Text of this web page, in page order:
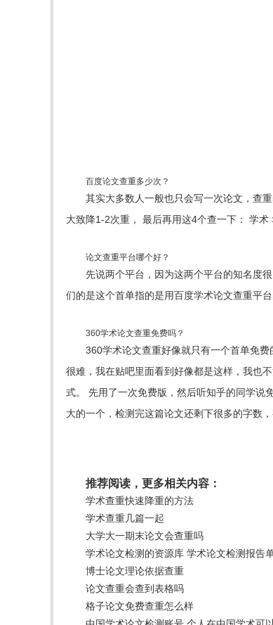
百度论文查重多少次？
其实大多数人一般也只会写一次论文，查
大致降1-2次重， 最后再用这4个查一下： 学
论文查重平台哪个好？
先说两个平台，因为这两个平台的知名度
们的是这个首单指的是用百度学术论文查重平
360学术论文查重免费吗？
360学术论文查重好像就只有一个首单免
很难，我在贴吧里面看到好像都是这样，我也
式。 先用了一次免费版，然后听知乎的同学说
大的一个，检测完这篇论文还剩下很多的字数
推荐阅读，更多相关内容：
学术查重快速降重的方法
学术查重几篇一起
大学大一期末论文会查重吗
学术论文检测的资源库 学术论文检测报告
博士论文理论依据查重
论文查重会查到表格吗
格子论文免费查重怎么样